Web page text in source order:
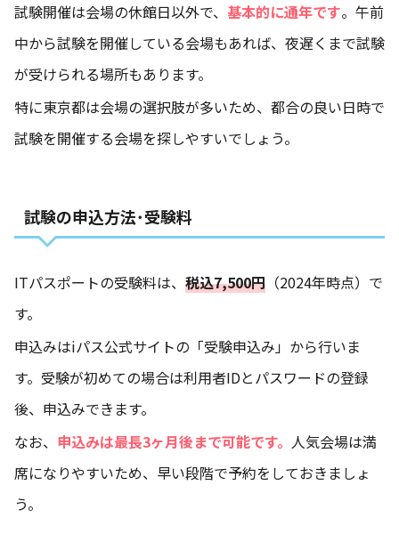
試験開催は会場の休館日以外で、 基本的に通年です。午前
中から試験を開催している会場もあれば、夜遅くまで試験
が受けられる場所もあります。
特に東京都は会場の選択肢が多いため、都合の良い日時で
試験を開催する会場を探しやすいでしょう。
試験の申込方法･受験料
ITパスポートの受験料は、 税込7,500円 （2024年時点）で
す。
申込みはiパス公式サイトの「受験申込み」から行いま
す。受験が初めての場合は利用者IDとパスワードの登録
後、申込みできます。
なお、 申込みは最長3ヶ月後まで可能です。 人気会場は満
席になりやすいため、早い段階で予約をしておきましょ
う。